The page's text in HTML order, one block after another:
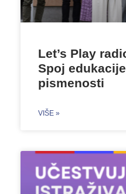
Let’s Play
Spoj
pismenosti
VIŠE »